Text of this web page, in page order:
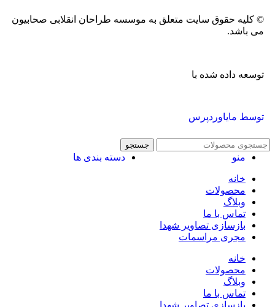
© کلیه حقوق سایت متعلق به موسسه طراحان انقلابی صحابیون
می باشد.
توسعه داده شده با
توسط مایاوردپرس
جستجو
منو دسته بندی ها
خانه
محصولات
وبلاگ
تماس با ما
بازسازی تصاویر شهدا
مجری مراسمات
خانه
محصولات
وبلاگ
تماس با ما